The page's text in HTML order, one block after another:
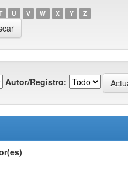
U V W X Y Z
Autor/Registro: